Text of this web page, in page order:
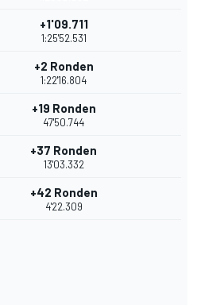
+1'09.711
1:25'52.531
+2 Ronden
1:22'16.804
+19 Ronden
47'50.744
+37 Ronden
13'03.332
+42 Ronden
4'22.309